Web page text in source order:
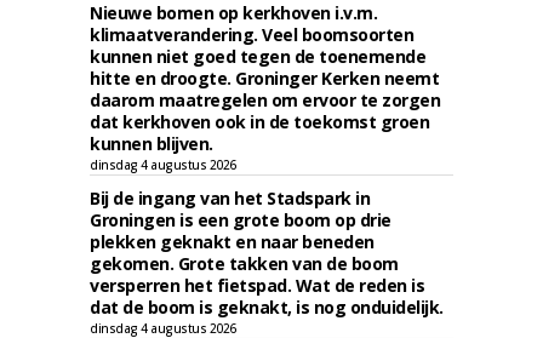
Nieuwe bomen op kerkhoven i.v.m.
klimaatverandering. Veel boomsoorten
kunnen niet goed tegen de toenemende
hitte en droogte. Groninger Kerken neemt
daarom maatregelen om ervoor te zorgen
dat kerkhoven ook in de toekomst groen
kunnen blijven.
dinsdag 4 augustus 2026
Bij de ingang van het Stadspark in
Groningen is een grote boom op drie
plekken geknakt en naar beneden
gekomen. Grote takken van de boom
versperren het fietspad. Wat de reden is
dat de boom is geknakt, is nog onduidelijk.
dinsdag 4 augustus 2026